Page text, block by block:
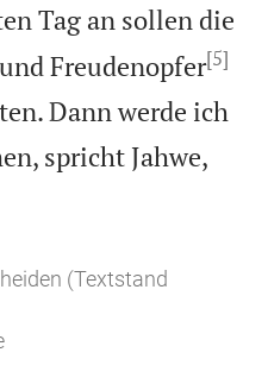
Tag an sollen die
Freudenopfer[5]
Dann werde ich
spricht Jahwe,
(Textstand